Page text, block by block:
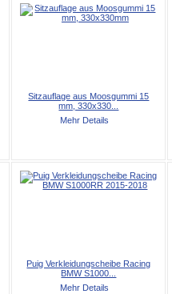
Sitzauflage aus Moosgummi 15
mm, 330x330...
Mehr Details
Puig Verkleidungscheibe Racing
BMW S1000...
Mehr Details